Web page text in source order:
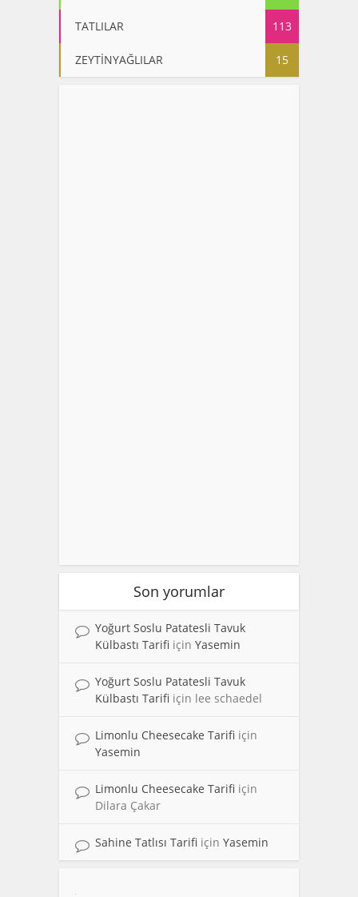
TATLILAR 113
ZEYTİNYAĞLILAR 15
Son yorumlar
Yoğurt Soslu Patatesli Tavuk
Külbastı Tarifi için Yasemin
Yoğurt Soslu Patatesli Tavuk
Külbastı Tarifi için lee schaedel
Limonlu Cheesecake Tarifi için
Yasemin
Limonlu Cheesecake Tarifi için
Dilara Çakar
Sahine Tatlısı Tarifi için Yasemin